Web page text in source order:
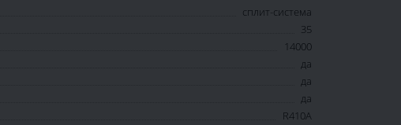
сплит-система
35
14000
да
да
да
R410A